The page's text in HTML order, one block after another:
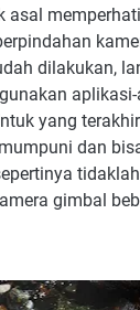
dilakukan,
yang
dan
gimbal